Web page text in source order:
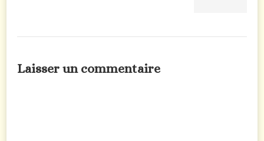
Laisser un commentaire